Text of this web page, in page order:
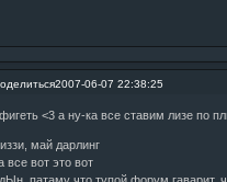
2007-06-07 22:38:25
<3 а ну-ка все ставим лизе по
май дарлинг
все вот это вот